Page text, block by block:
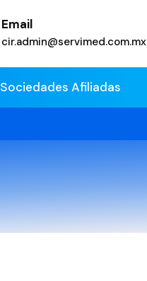
Email
cir.admin@servimed.com.mx
Sociedades Afiliadas